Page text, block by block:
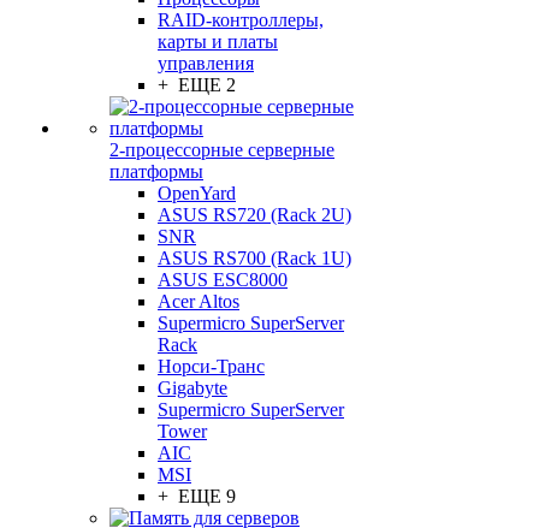
RAID-контроллеры,
карты и платы
управления
+ ЕЩЕ 2
2-процессорные серверные
платформы
OpenYard
ASUS RS720 (Rack 2U)
SNR
ASUS RS700 (Rack 1U)
ASUS ESC8000
Acer Altos
Supermicro SuperServer
Rack
Норси-Транс
Gigabyte
Supermicro SuperServer
Tower
AIC
MSI
+ ЕЩЕ 9